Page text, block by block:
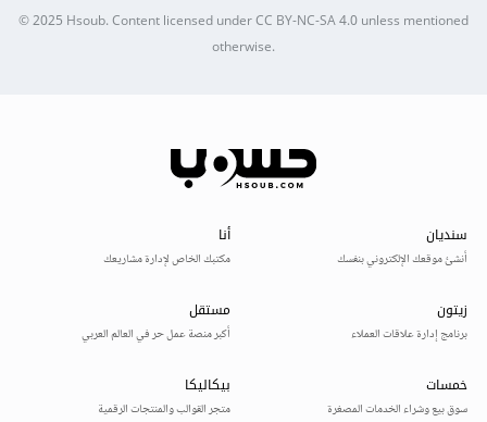
© 2025Hsoub.Content licensed underCC BY-NC-SA 4.0unless mentioned
otherwise.